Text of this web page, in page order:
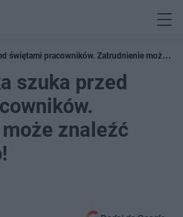
świętami pracowników. Zatrudnienie może
szuka przed
znaleźć